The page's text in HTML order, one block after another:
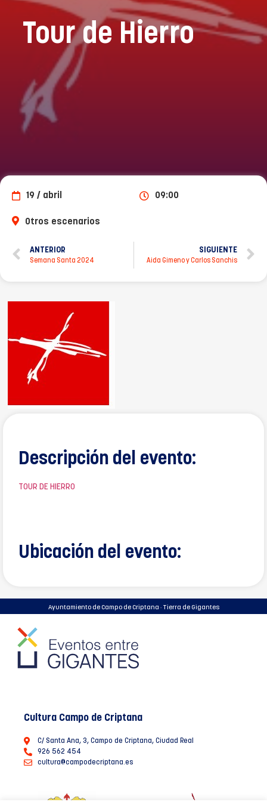
Tour de Hierro
19 / abril 09:00
Otros escenarios
ANTERIOR
Semana Santa 2024
SIGUIENTE
Aida Gimeno y Carlos Sanchis
Descripción del evento:
TOUR DE HIERRO
Ubicación del evento:
Ayuntamiento de Campo de Criptana · Tierra de Gigantes
Cultura Campo de Criptana
C/ Santa Ana, 3, Campo de Criptana, Ciudad Real
926 562 454
cultura@campodecriptana.es